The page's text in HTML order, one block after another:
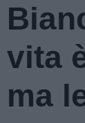
vita
ma